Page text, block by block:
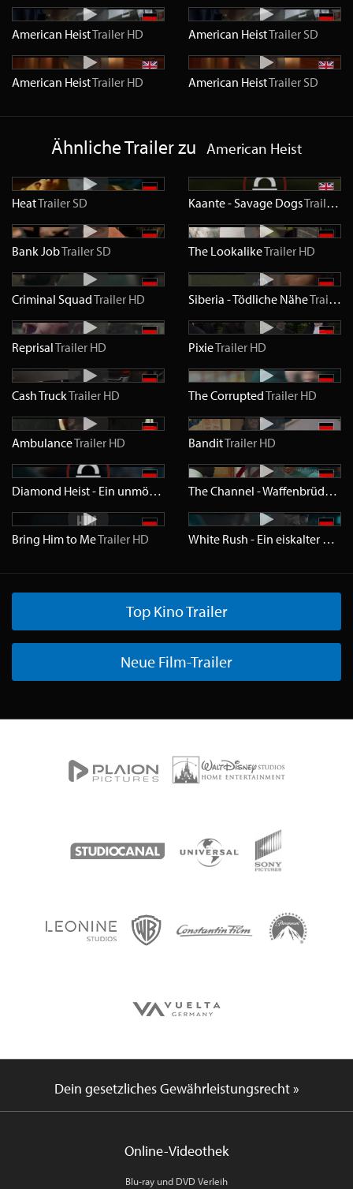
American HeistTrailer HD American HeistTrailer SD
American HeistTrailer HD American HeistTrailer SD
Ähnliche Trailer zu American Heist
HeatTrailer SD Kaante - Savage DogsTrailer
Bank JobTrailer SD The LookalikeTrailer HD
Criminal SquadTrailer HD Siberia - Tödliche NäheTrailer
ReprisalTrailer HD PixieTrailer HD
Cash TruckTrailer HD The CorruptedTrailer HD
AmbulanceTrailer HD BanditTrailer HD
Diamond Heist - Ein unmöglicher Auftrag Trailer HD The Channel - Waffenbrüder
Bring Him to MeTrailer HD White Rush - Ein eiskalter Plan
Top Kino Trailer
Neue Film-Trailer
Dein gesetzliches Gewährleistungsrecht »
Online-Videothek
Blu-ray und DVD Verleih